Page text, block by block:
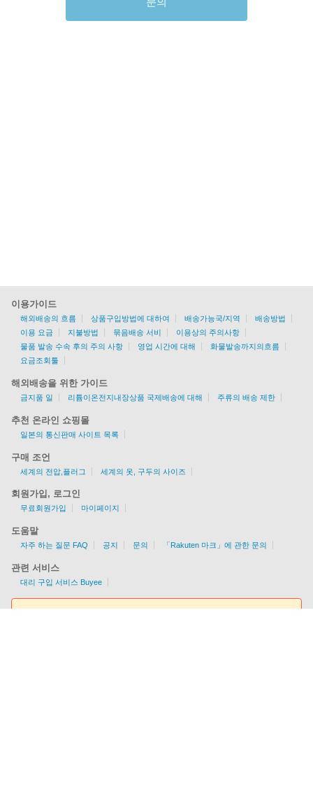
이용가이드
해외배송의 흐름 상품구입방법에 대하여 배송가능국/지역
배송방법
이용 요금
지불방법 묶음배송 서비
이용상의 주의사항
물품 발송 수속 후의 주의 사항
영업 시간에 대해
화물발송까지의흐름
요금조회툴
해외배송을 위한 가이드
금지품 일 리튬이온전지내장상품 국제배송에 대해 주류의 배송 제한
추천 온라인 쇼핑몰
일본의 통신판매 사이트 목록
구매 조언
세계의 전압,플러그 세계의 옷, 구두의 사이즈
회원가입, 로그인
무료회원가입 마이페이지
도움말
자주 하는 질문 FAQ 공지 문의 「Rakuten 마크」에 관한 문의
관련 서비스
대리 구입 서비스 Buyee